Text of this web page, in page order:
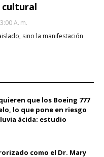
cultural
A. M.
sino la manifestación
que los Boeing 777
lo que pone en riesgo
ácida: estudio
como el Dr. Mary